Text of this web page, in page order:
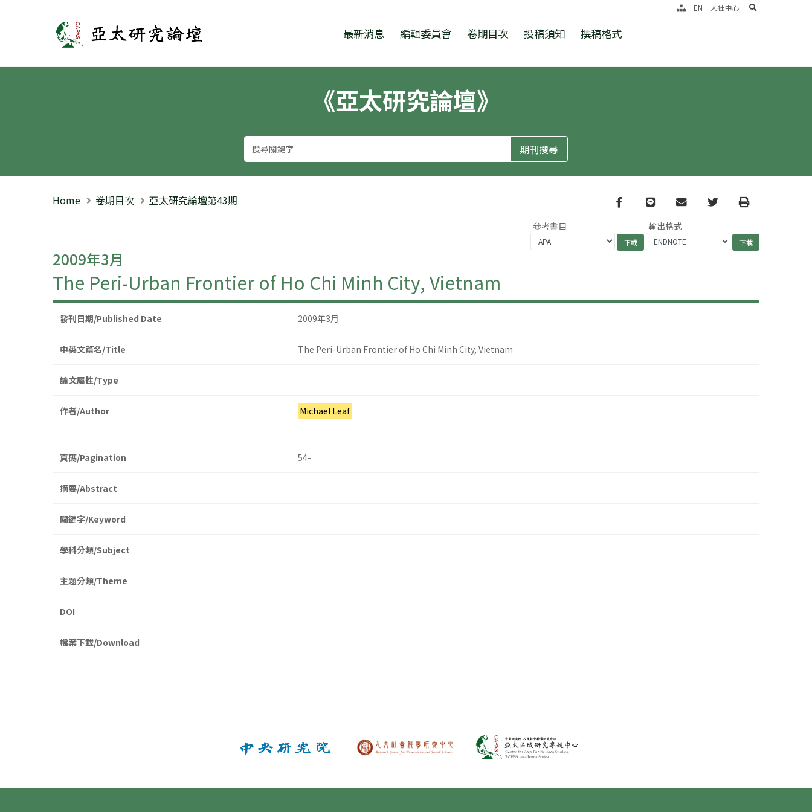
亞太研究論壇 最新消息 編輯委員會 卷期目次 投稿須知 撰稿格式
EN 人社中心 search
《亞太研究論壇》
Home 卷期目次 亞太研究論壇第43期 Facebook
line email TwitterPrint
參考書目 輸出格式
2009年3月
The Peri-Urban Frontier of Ho Chi Minh City, Vietnam
發刊日期/Published Date 2009年3月
中英文篇名/Title The Peri-Urban Frontier of Ho Chi Minh City, Vietnam
論文屬性/Type
作者/Author Michael Leaf
頁碼/Pagination 54-
摘要/Abstract
關鍵字/Keyword
學科分類/Subject
主題分類/Theme
DOI
檔案下載/Download